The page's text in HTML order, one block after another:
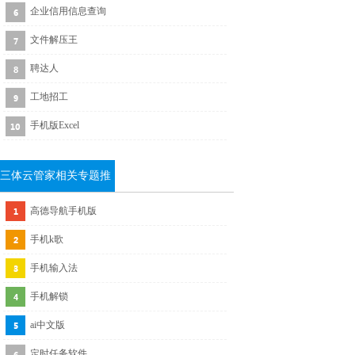
企业信用信息查询
文件解压王
聘达人
工地招工
手机版Excel
三体云管家相关专题推
荐
高德导航手机版
手机k歌
手机输入法
手机解锁
ai中文版